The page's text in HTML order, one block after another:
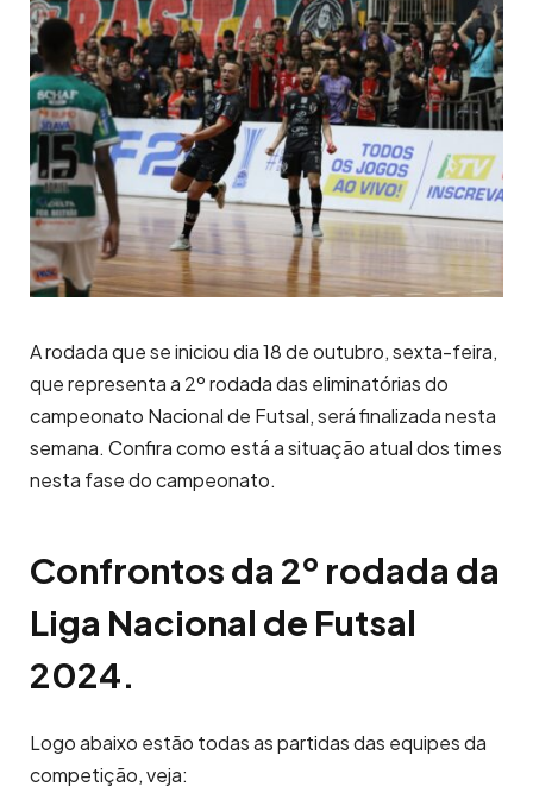
A rodada que se iniciou dia 18 de outubro, sexta-feira,
que representa a 2º rodada das eliminatórias do
campeonato Nacional de Futsal, será finalizada nesta
semana. Confira como está a situação atual dos times
nesta fase do campeonato.
Confrontos da 2º rodada da
Liga Nacional de Futsal
2024.
Logo abaixo estão todas as partidas das equipes da
competição, veja: